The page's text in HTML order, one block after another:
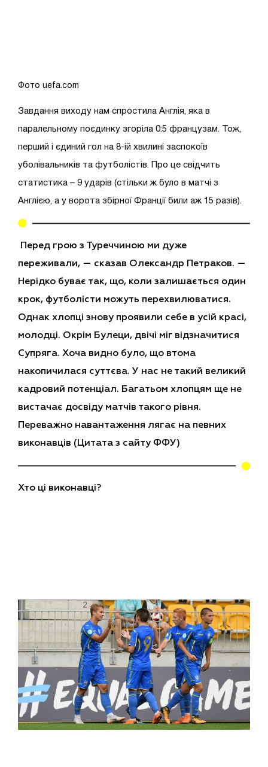
Фото uefa.com
Завдання виходу нам спростила Англія, яка в
паралельному поєдинку згоріла 0:5 французам. Тож,
перший і єдиний гол на 8-ій хвилині заспокоїв
уболівальників та футболістів. Про це свідчить
статистика – 9 ударів (стільки ж було в матчі з
Англією, а у ворота збірної Франції били аж 15 разів).
Перед грою з Туреччиною ми дуже
переживали, — сказав Олександр Петраков. —
Нерідко буває так, що, коли залишається один
крок, футболісти можуть перехвилюватися.
Однак хлопці знову проявили себе в усій красі,
молодці. Окрім Булеци, двічі міг відзначитися
Супряга. Хоча видно було, що втома
накопичилася суттєва. У нас не такий великий
кадровий потенціал. Багатьом хлопцям ще не
вистачає досвіду матчів такого рівня.
Переважно навантаження лягає на певних
виконавців (Цитата з сайту ФФУ)
Хто ці виконавці?